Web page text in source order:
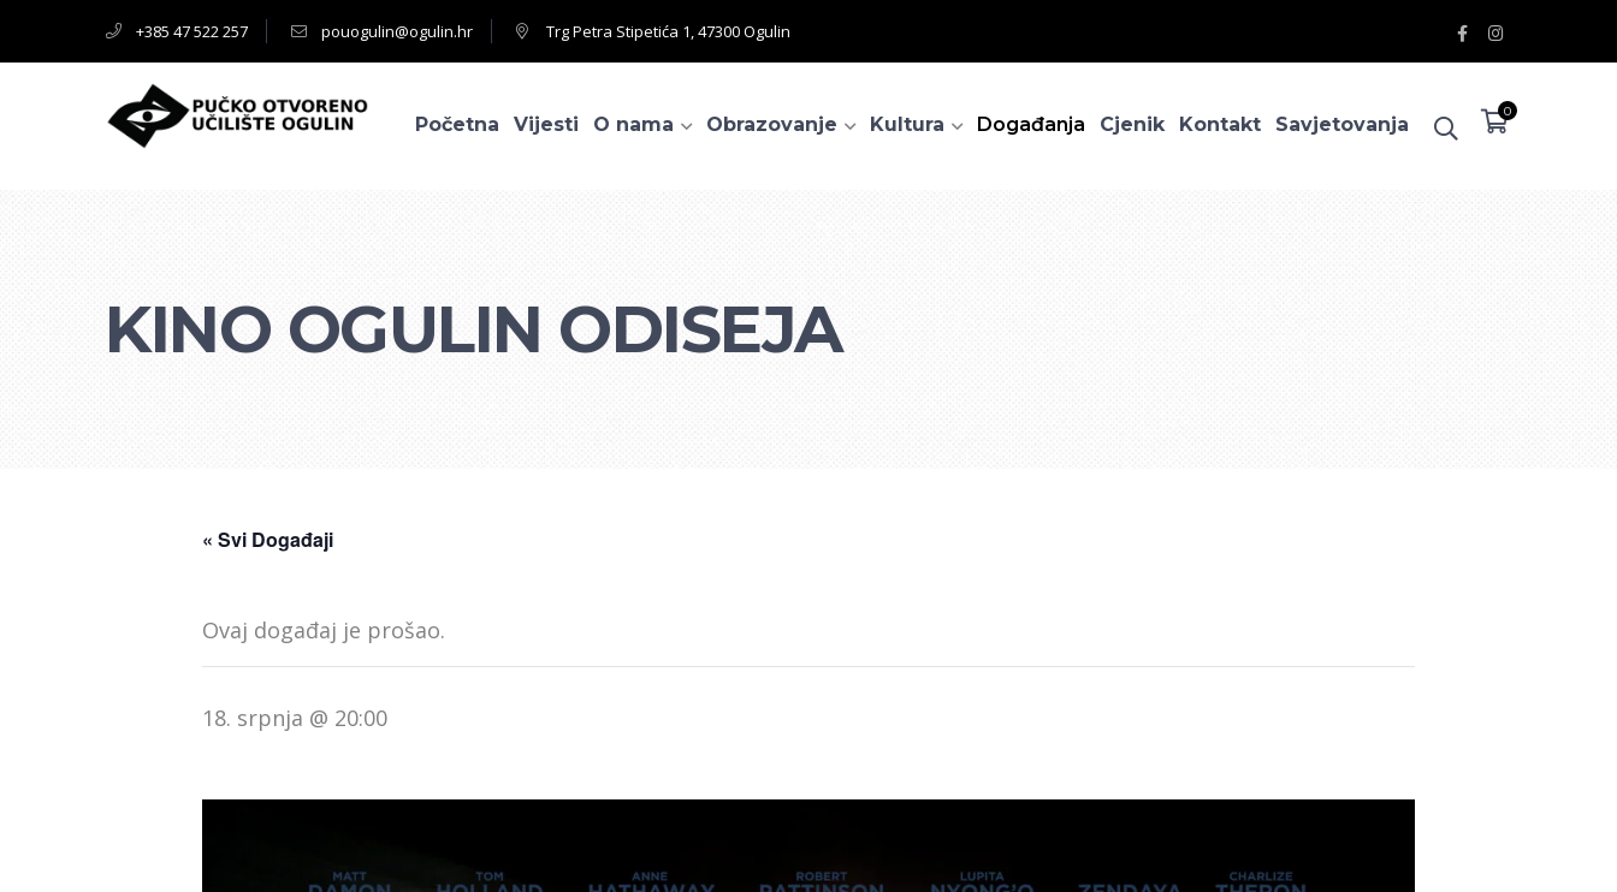
+385 47 522 257 pouogulin@ogulin.hr Trg Petra Stipetića 1, 47300 Ogulin
Facebook
Profile
Instagram
Profile
0
Početna Vijesti O nama Obrazovanje Kultura Događanja Cjenik Kontakt Savjetovanja
KINO OGULIN ODISEJA
« Svi Događaji
Ovaj događaj je prošao.
18. srpnja @ 20:00